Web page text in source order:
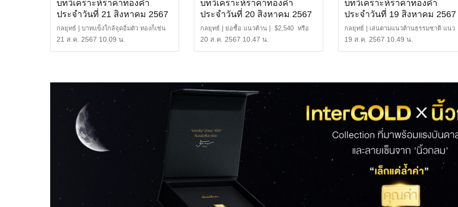
บทวิเคราะห์ราคาทองคำ
ประจำวันที่ 21 สิงหาคม 2567
กลยุทธ์ | บาทแข็งใกล้จุดอิ่มตัว ทองก็เช่น
กัน แนวต้าน | […]
21 ส.ค. 2567 10.09 น.
บทวิเคราะห์ราคาทองคำ
ประจำวันที่ 20 สิงหาคม 2567
กลยุทธ์ | ย่อซื้อ แนวต้าน | $2,540 หรือ
41,000 บาท […]
20 ส.ค. 2567 10.47 น.
บทวิเคราะห์ราคาทองคำ
ประจำวันที่ 19 สิงหาคม 2567
กลยุทธ์ | เล่นตามแนวต้านธรรมชาติ แนว
ต้าน | $2,540 หรื […]
19 ส.ค. 2567 10.49 น.